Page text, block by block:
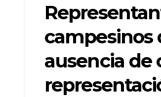
campesinos
ausencia de